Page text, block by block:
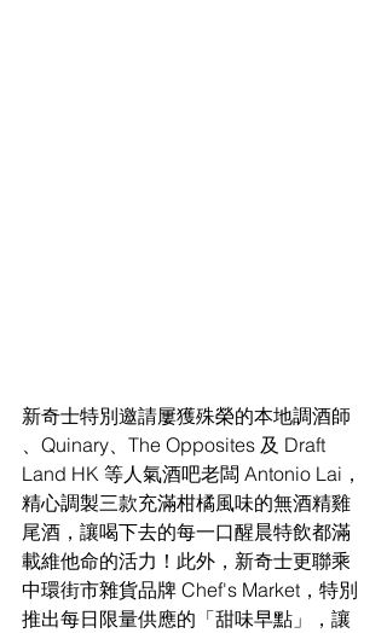
新奇士特別邀請屢獲殊榮的本地調酒師
、Quinary、The Opposites 及 Draft
Land HK 等人氣酒吧老闆 Antonio Lai，
精心調製三款充滿柑橘風味的無酒精雞
尾酒，讓喝下去的每一口醒晨特飲都滿
載維他命的活力！此外，新奇士更聯乘
中環街市雜貨品牌 Chef's Market，特別
推出每日限量供應的「甜味早點」，讓